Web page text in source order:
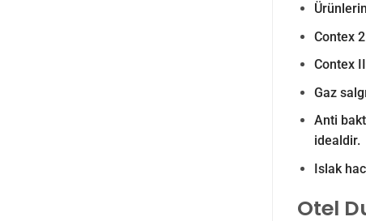
Contex
Contex
Gaz
Anti
idealdir.
Islak
Otel